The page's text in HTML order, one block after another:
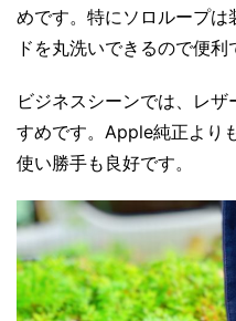
めです。特にソロループ
ドを丸洗いできるので便利
ビジネスシーンでは、レ
すめです。Apple純正より
使い勝手も良好です。